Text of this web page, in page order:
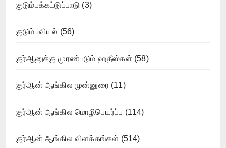
குடும்பக்கட்டுப்பாடு (3)
குடும்பவியல் (56)
குர்ஆனுக்கு முரண்படும் ஹதீஸ்கள் (58)
குர்ஆன் ஆங்கில முன்னுரை(11)
குர்ஆன் ஆங்கில மொழிபெயர்ப்பு (114)
குர்ஆன் ஆங்கில விளக்கங்கள் (514)